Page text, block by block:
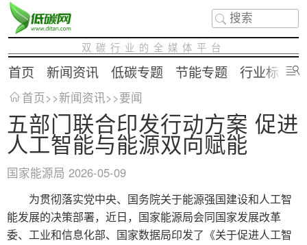
双碳行业的全媒体平台
首页 新闻资讯 低碳专题 节能专题 行业标准
首页>>新闻资讯>>要闻
五部门联合印发行动方案 促进
人工智能与能源双向赋能
国家能源局 2026-05-09
为贯彻落实党中央、国务院关于能源强国建设和人工智
能发展的决策部署，近日，国家能源局会同国家发展改革
委、工业和信息化部、国家数据局印发了《关于促进人工智